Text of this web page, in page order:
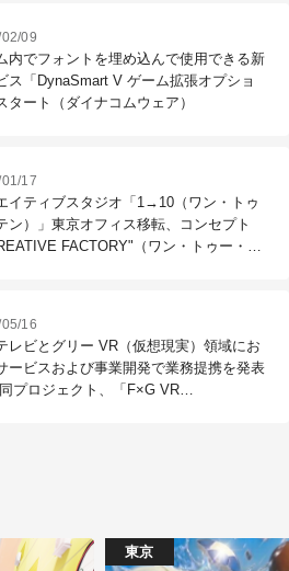
09
内でフォントを埋め込んで使用できる新
ス「DynaSmart V ゲーム拡張オプショ
タート（ダイナコムウェア）
17
イティブスタジオ「1→10（ワン・トゥ
ン）」東京オフィス移転、コンセプト
FACTORY"（ワン・トゥー・テ
16
レビとグリー VR（仮想現実）領域にお
ービスおよび事業開発で業務提携を発表
プロジェクト、「F×G VR
東京